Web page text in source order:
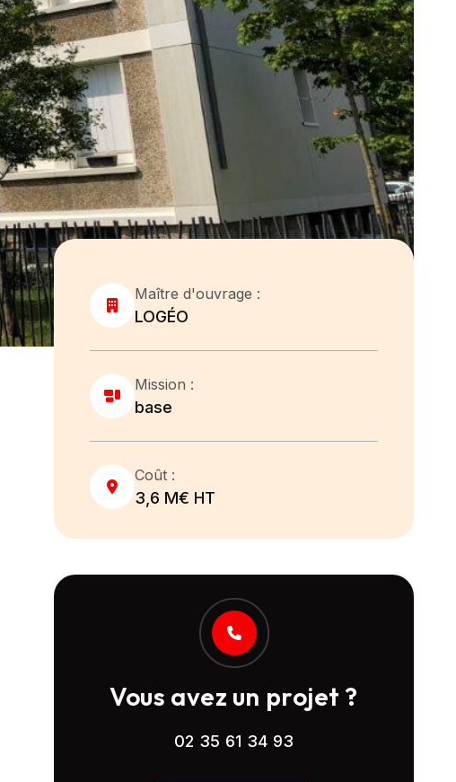
Maître d'ouvrage :
LOGÉO
Mission :
base
Coût :
3,6 M€ HT
Vous avez un projet ?
02 35 61 34 93